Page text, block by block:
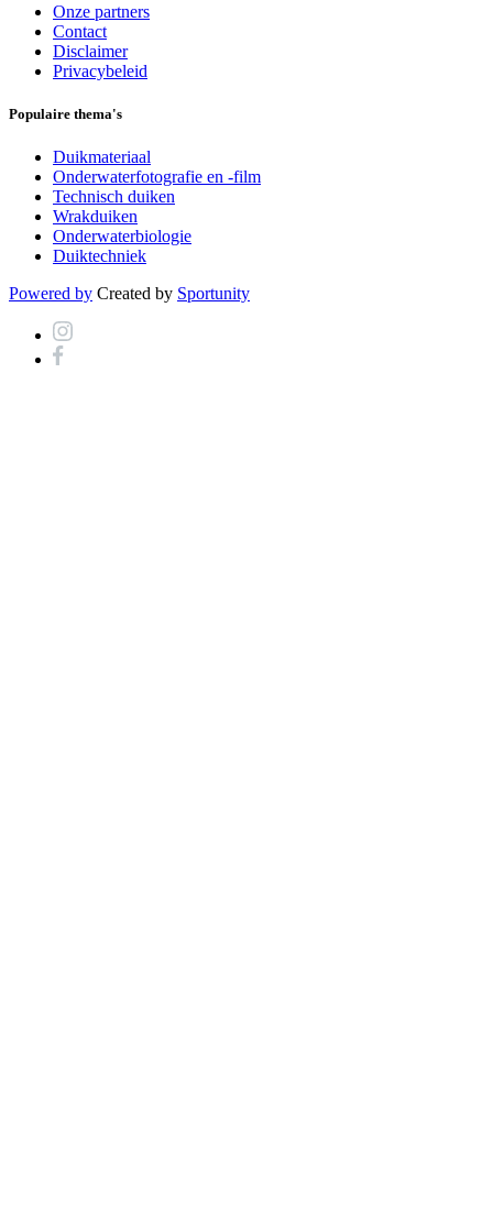
Onze partners
Contact
Disclaimer
Privacybeleid
Populaire thema's
Duikmateriaal
Onderwaterfotografie en -film
Technisch duiken
Wrakduiken
Onderwaterbiologie
Duiktechniek
Powered by Created by Sportunity